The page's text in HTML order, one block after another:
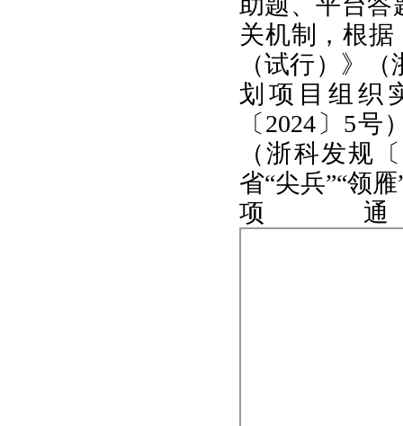
关机制，根
（试行）》
划项目组织
〔2024〕5
（浙科发规
省“尖兵”“领
项